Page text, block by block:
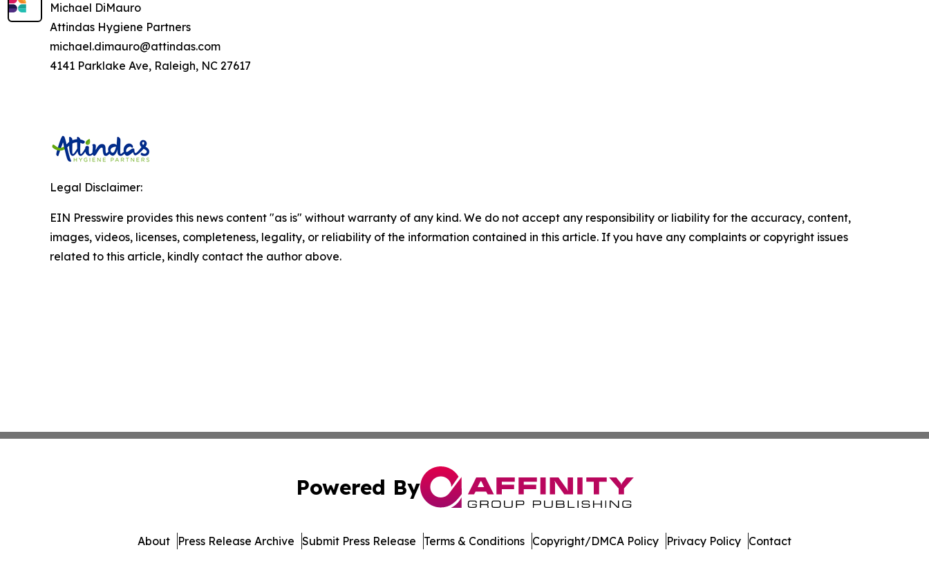
Michael DiMauro
Attindas Hygiene Partners
michael.dimauro@attindas.com
4141 Parklake Ave, Raleigh, NC 27617
Legal Disclaimer:
EIN Presswire provides this news content "as is" without warranty of any kind. We do not accept any responsibility or liability for the accuracy, content,
images, videos, licenses, completeness, legality, or reliability of the information contained in this article. If you have any complaints or copyright issues
related to this article, kindly contact the author above.
Powered By
About Press Release Archive Submit Press Release Terms & Conditions Copyright/DMCA Policy Privacy Policy Contact